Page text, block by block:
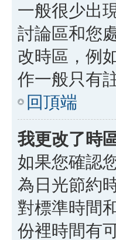
一般很少出
討論區和您
改時區，例
作一般只有
回頂端
我更改了時
如果您確認
為日光節約
對標準時間
份裡時間有